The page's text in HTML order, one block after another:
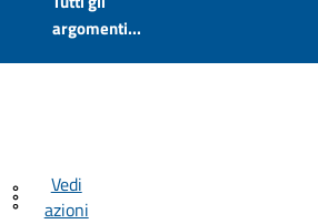
argomenti...
Vedi
azioni